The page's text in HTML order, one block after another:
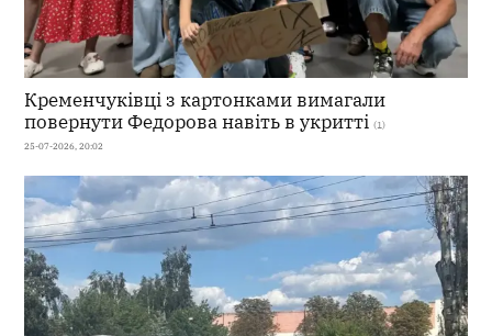
Кременчуківці з картонками вимагали
повернути Федорова навіть в укритті (1)
25-07-2026, 20:02